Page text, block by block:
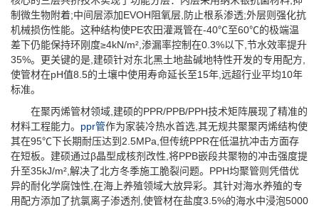
制微生物附着;中间层添加EVOH阻氧层,防止根系渗透;外层则强化抗
机械损伤性能。这种结构使PE农田灌溉管在-40℃至60℃的极端温
差下仍能保持环刚度≥4kN/m²,渗漏率控制在0.3%以下,节水效率提升
35%。更关键的是,建硕针对东北黑土地盐碱地特性开发的专用配方,
使管材在pH值8.5的土壤中使用寿命延长至15年,远超行业平均10年
标准。
在聚丙烯管材领域,建硕的PPR/PPB/PPH技术矩阵展现了精准的
材料工程能力。 ppr管作为家装冷热水首选,其无规共聚聚丙烯结构使
其在95℃下长期耐压达到2.5MPa,但传统PPR在低温抗冲击方面存
在短板。建硕通过β晶型成核剂改性,将PPB嵌段共聚物的冲击强度提
升至35kJ/m²,解决了北方冬季施工脆裂问题。PPH均聚管则凭借优
异的耐化学腐蚀性,在海上养殖领域大放异彩。其针对海水养殖的专
用配方添加了抗氯离子渗透剂,使管材在盐度3.5%的海水中浸泡5000